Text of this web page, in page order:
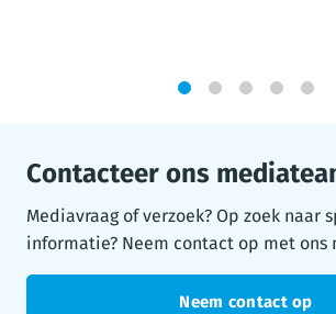
Contacteer ons
Mediavraag of verzoek? Op zoek naar
informatie? Neem contact op met ons
Neem contact op